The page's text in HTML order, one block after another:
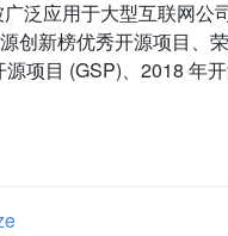
泛应用于大型互联网公
创新榜优秀开源项目、
项目 (GSP)、2018 年